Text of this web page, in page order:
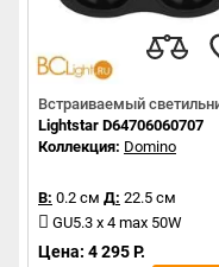
Встраиваемый
Lightstar D64706060707
Коллекция: Domino
В: 0.2 см Д: 22.5 см
GU5.3 x 4 max 50W
Цена: 4 295 Р.